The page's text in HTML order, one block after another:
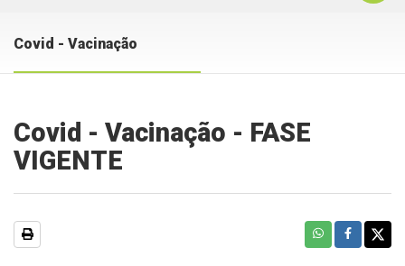
Covid - Vacinação
Covid - Vacinação - FASE
VIGENTE